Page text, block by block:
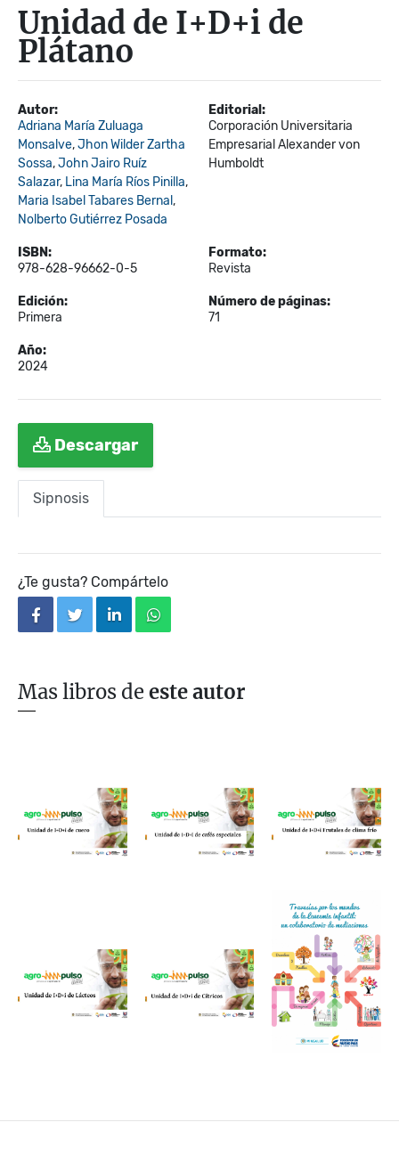
Unidad de I+D+i de
Plátano
Autor:
Adriana María Zuluaga
Monsalve,Jhon Wilder Zartha
Sossa,John Jairo Ruíz
Salazar, Lina María Ríos Pinilla,
Maria Isabel Tabares Bernal ,
Nolberto Gutiérrez Posada
Editorial:
Corporación Universitaria
Empresarial Alexander von
Humboldt
ISBN:
978-628-96662-0-5
Formato:
Revista
Edición:
Primera
Número de páginas:
71
Año:
2024
Descargar
Mas libros de este autor
Sipnosis
¿Te gusta? Compártelo
facebooktwitter linkedinwhatsapp